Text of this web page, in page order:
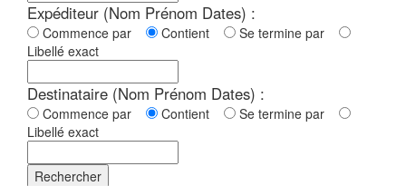
Expéditeur (Nom Prénom Dates) :
Commence par Contient
Se termine par
Libellé exact
Destinataire (Nom Prénom Dates) :
Commence par Contient
Se termine par
Libellé exact
Rechercher